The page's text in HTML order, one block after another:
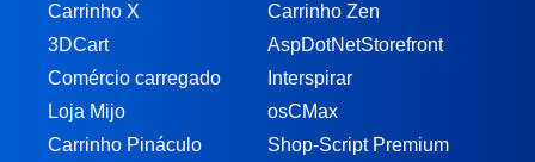
Carrinho X
Carrinho Zen
3DCart
AspDotNetStorefront
Comércio carregado
Interspirar
Loja Mijo
osCMax
Carrinho Pináculo
Shop-Script Premium